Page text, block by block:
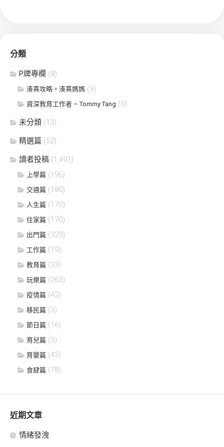
分類
P牌專欄 (8)
湊熹攻略。湊熹媽媽 (3)
資深教育工作者 – Tommy Tang (5)
未分類 (13)
精選篇 (52)
讀者投稿 (1,491)
上學篇 (196)
交通篇 (180)
人生篇 (170)
住家篇 (170)
出門篇 (329)
工作篇 (19)
教育篇 (33)
玩樂篇 (263)
疫情篇 (42)
移民篇 (3)
節日篇 (16)
育兒篇 (3)
育嬰篇 (45)
食肆篇 (78)
近期文章
情緒發洩